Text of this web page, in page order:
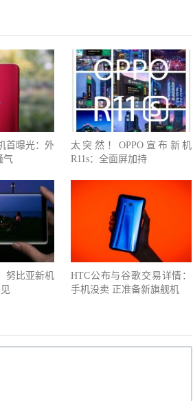
首曝光：外
气
太突然！OPPO宣布新机
R11s：全面屏加持
努比亚新机
HTC公布与谷歌交易详情：
手机没卖 正准备新旗舰机